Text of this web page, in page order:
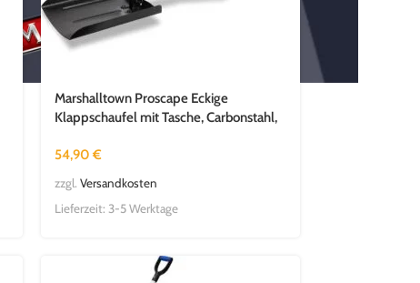
Marshalltown Proscape Eckige
Klappschaufel mit Tasche, Carbonstahl,
54,90€
zzgl.Versandkosten
Lieferzeit: 3-5 Werktage